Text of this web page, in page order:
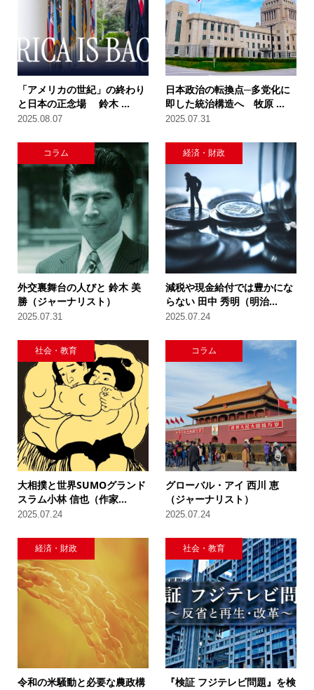
「アメリカの世紀」の終わり
と日本の正念場 鈴木 ...
2025.08.07
日本政治の転換点─多党化に
即した統治構造へ 牧原 ...
2025.07.31
コラム
外交裏舞台の人びと 鈴木 美
勝（ジャーナリスト）
2025.07.31
経済・財政
減税や現金給付では豊かにな
らない 田中 秀明（明治...
2025.07.24
社会・教育
大相撲と世界SUMOグランド
スラム小林 信也（作家...
2025.07.24
コラム
グローバル・アイ 西川 恵
（ジャーナリスト）
2025.07.24
経済・財政
令和の米騒動と必要な農政構
社会・教育
『検証 フジテレビ問題』を検